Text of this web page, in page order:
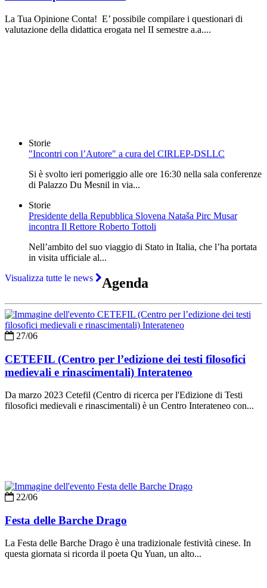
La Tua Opinione Conta! E’ possibile compilare i questionari di
valutazione della didattica erogata nel II semestre a.a....
Storie
"Incontri con l’Autore" a cura del CIRLEP-DSLLC
Si è svolto ieri pomeriggio alle ore 16:30 nella sala conferenze
di Palazzo Du Mesnil in via...
Storie
Presidente della Repubblica Slovena Nataša Pirc Musar
incontra Il Rettore Roberto Tottoli
Nell’ambito del suo viaggio di Stato in Italia, che l’ha portata
in visita ufficiale al...
Visualizza tutte le news
Agenda
27/06
CETEFIL (Centro per l’edizione dei testi filosofici
medievali e rinascimentali) Interateneo
Da marzo 2023 Cetefil (Centro di ricerca per l'Edizione di Testi
filosofici medievali e rinascimentali) è un Centro Interateneo con...
22/06
Festa delle Barche Drago
La Festa delle Barche Drago è una tradizionale festività cinese. In
questa giornata si ricorda il poeta Qu Yuan, un alto...